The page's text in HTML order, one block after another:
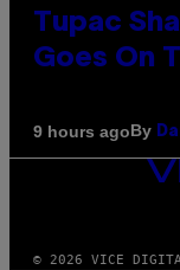
Tupac
Goes On
9 hours agoBy
VICE
© 2026 VICE